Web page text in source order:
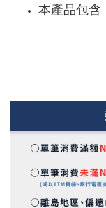
本產品包含